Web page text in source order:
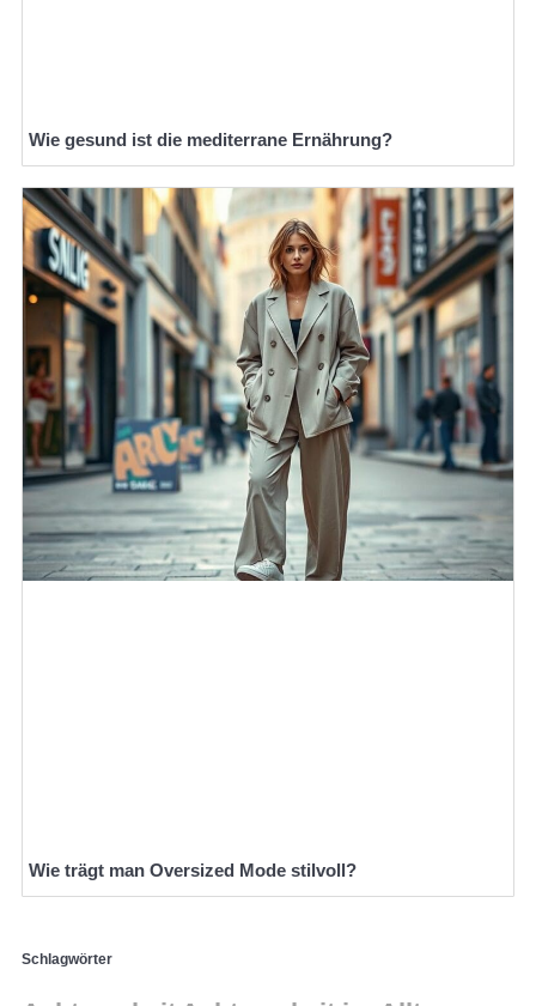
Wie gesund ist die mediterrane Ernährung?
Wie trägt man Oversized Mode stilvoll?
Schlagwörter